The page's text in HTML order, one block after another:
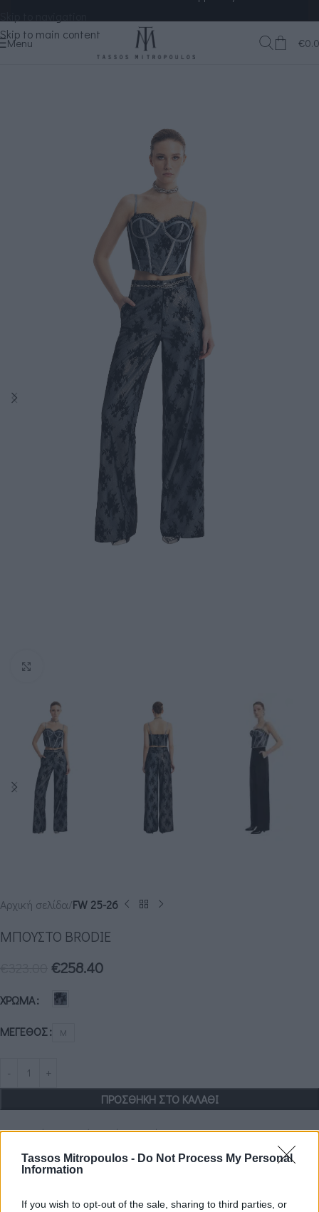
Tassos Mitropoulos - Do Not Process My Personal
Information
If you wish to opt-out of the sale, sharing to third parties, or
Skip to main content
Menu €
Αρχική σελίδα FW 25-26
ΜΠΟΥΣΤΟ BRODIE
€258.40
ΧΡΏΜΑ
ΜΈΓΕΘΟΣ M
ΠΡΟΣΘΉΚΗ ΣΤΟ ΚΑΛΆΘΙ
Κάνε τις αγορές σου εύκολα & γρήγορα με KLARNA
Add to wishlist Size guide